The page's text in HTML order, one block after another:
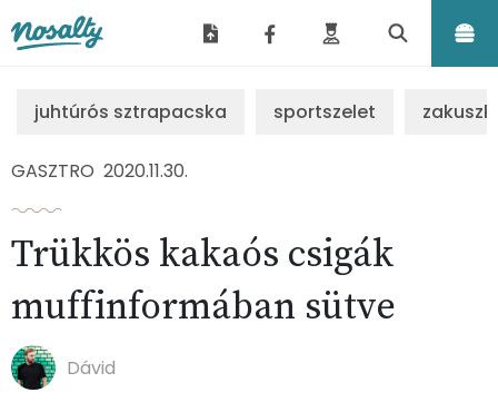
juhtúrós sztrapacska sportszelet
GASZTRO 2020.11.30.
Trükkös kakaós csigák
muffinformában sütve
Dávid